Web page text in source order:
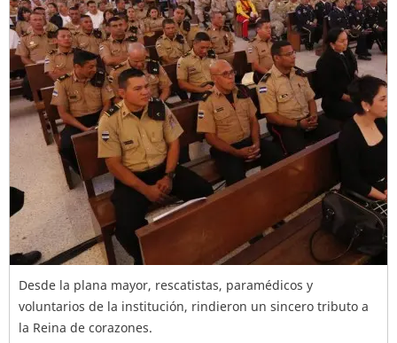
Desde la plana mayor, rescatistas, paramédicos y
voluntarios de la institución, rindieron un sincero tributo a
la Reina de corazones.